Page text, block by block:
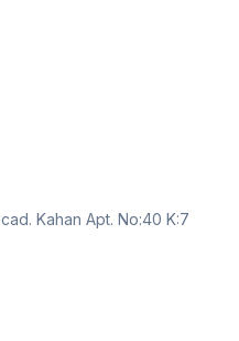
Kahan Apt. No:40 K:7